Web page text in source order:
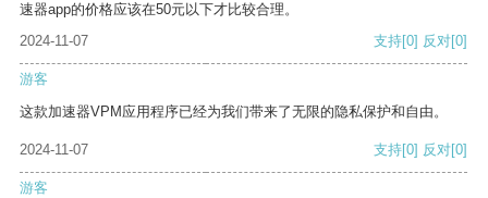
速器app的价格应该在50元以下才比较合理。
2024-11-07
支持[0] 反对[0]
游客
这款加速器VPM应用程序已经为我们带来了无限的隐私保护和自由。
2024-11-07 支持[0] 反对[0]
游客